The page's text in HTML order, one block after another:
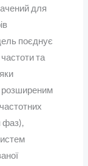
для
поєднує
та
розширеним
фаз),